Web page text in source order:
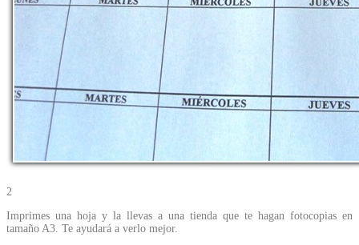
2
Imprimes una hoja y la llevas a una tienda que te hagan fotocopias en
tamaño A3. Te ayudará a verlo mejor.